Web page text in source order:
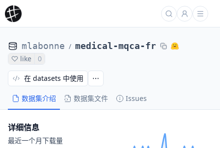
mlabonne / medical-mqca-fr
like 0
数据集介绍 数据集文件 Issues
在 datasets 中使用
详细信息
最近一个月下载量